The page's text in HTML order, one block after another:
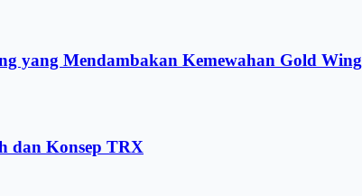
yang Mendambakan Kemewahan Gold Wing
dan Konsep TRX